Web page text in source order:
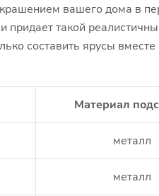
надежного хранения;
вашего дома в
такой
составить ярусы вместе
Материал
металл
металл